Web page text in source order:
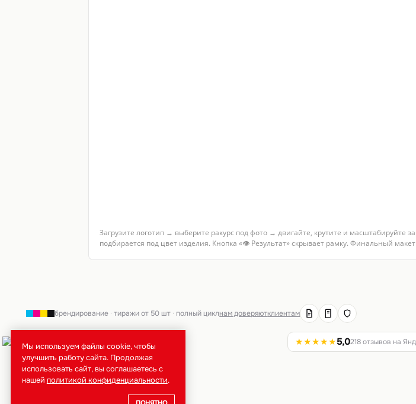
Загрузите логотип → выберите ракурс под фото → двигайте, крутите и масштабируйте за
подбирается под цвет изделия. Кнопка «👁 Результат» скрывает рамку. Финальный
брендирование · тиражи от 50 шт · полный циклнам доверяютклиентам
★★★★★5,0218 отзывов на
Мы используем файлы cookie, чтобы
улучшить работу сайта. Продолжая
использовать сайт, вы соглашаетесь с
нашей политикой конфиденциальности.